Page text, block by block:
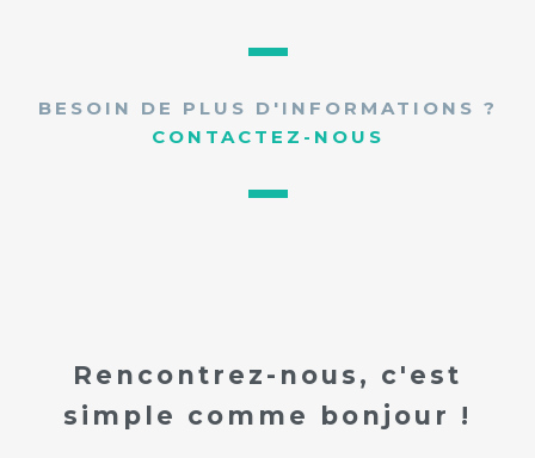
BESOIN DE PLUS D'INFORMATIONS ?
CONTACTEZ-NOUS
Rencontrez-nous, c'est
simple comme bonjour !